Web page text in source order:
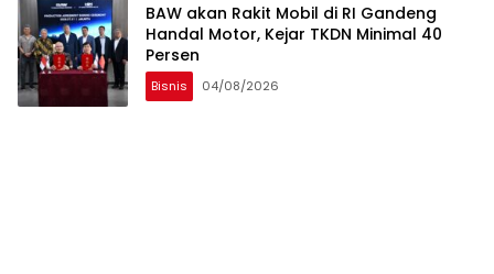
BAW akan Rakit Mobil di RI Gandeng
Handal Motor, Kejar TKDN Minimal 40
Persen
Bisnis 04/08/2026